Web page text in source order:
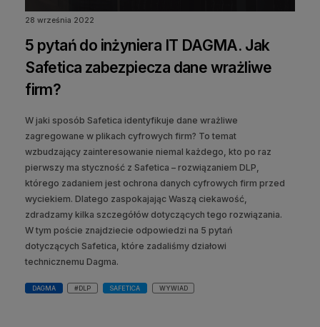
28 września 2022
5 pytań do inżyniera IT DAGMA. Jak
Safetica zabezpiecza dane wrażliwe
firm?
W jaki sposób Safetica identyfikuje dane wrażliwe
zagregowane w plikach cyfrowych firm? To temat
wzbudzający zainteresowanie niemal każdego, kto po raz
pierwszy ma styczność z Safetica – rozwiązaniem DLP,
którego zadaniem jest ochrona danych cyfrowych firm przed
wyciekiem. Dlatego zaspokajając Waszą ciekawość,
zdradzamy kilka szczegółów dotyczących tego rozwiązania.
W tym poście znajdziecie odpowiedzi na 5 pytań
dotyczących Safetica, które zadaliśmy działowi
technicznemu Dagma.
DAGMA #DLP SAFETICA WYWIAD